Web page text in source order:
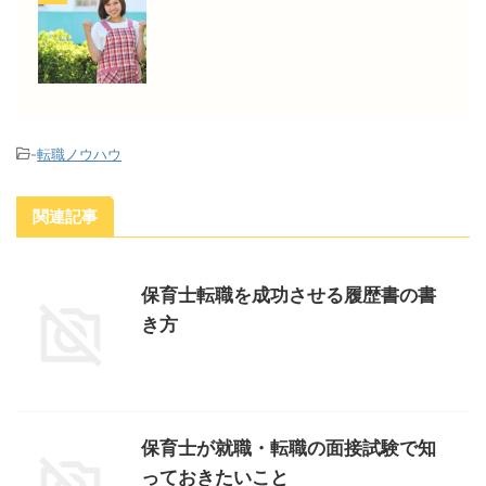
-転職ノウハウ
関連記事
保育士転職を成功させる履歴書の書
き方
保育士が就職・転職の面接試験で知
っておきたいこと